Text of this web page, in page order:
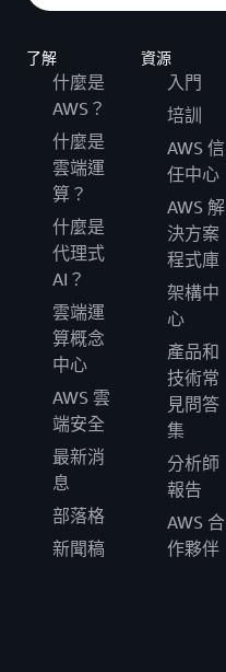
了解
什麼是
AWS？
什麼是
雲端運
算？
什麼是
代理式
AI？
雲端運
算概念
中心
AWS 雲
端安全
最新消
息
部落格
新聞稿
資源
入門
培訓
AWS 信
任中心
AWS 解
決方案
程式庫
架構中
心
產品和
技術常
見問答
集
分析師
報告
AWS 合
作夥伴